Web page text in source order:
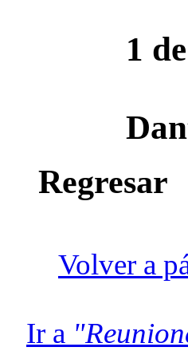
1
Regresar
Volver a
Ir a